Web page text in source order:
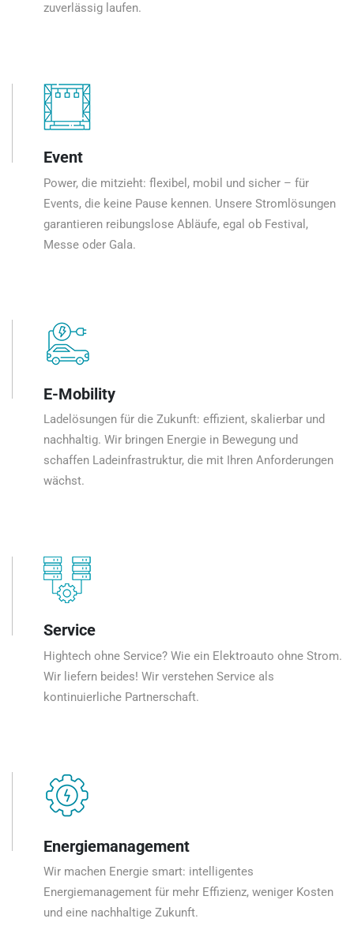
zuverlässig laufen.
Event
Power, die mitzieht: flexibel, mobil und sicher – für
Events, die keine Pause kennen. Unsere Stromlösungen
garantieren reibungslose Abläufe, egal ob Festival,
Messe oder Gala.
E-Mobility
Ladelösungen für die Zukunft: effizient, skalierbar und
nachhaltig. Wir bringen Energie in Bewegung und
schaffen Ladeinfrastruktur, die mit Ihren Anforderungen
wächst.
Service
Hightech ohne Service? Wie ein Elektroauto ohne Strom.
Wir liefern beides! Wir verstehen Service als
kontinuierliche Partnerschaft.
Energiemanagement
Wir machen Energie smart: intelligentes
Energiemanagement für mehr Effizienz, weniger Kosten
und eine nachhaltige Zukunft.